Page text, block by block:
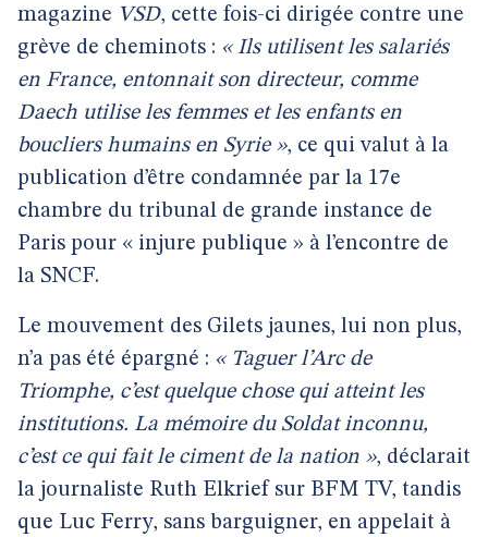
magazine VSD, cette fois-ci dirigée contre une
grève de cheminots : « Ils utilisent les salariés
en France, entonnait son directeur, comme
Daech utilise les femmes et les enfants en
boucliers humains en Syrie », ce qui valut à la
publication d’être condamnée par la 17e
chambre du tribunal de grande instance de
Paris pour « injure publique » à l’encontre de
la SNCF.
Le mouvement des Gilets jaunes, lui non plus,
n’a pas été épargné : « Taguer l’Arc de
Triomphe, c’est quelque chose qui atteint les
institutions. La mémoire du Soldat inconnu,
c’est ce qui fait le ciment de la nation », déclarait
la journaliste Ruth Elkrief sur BFM TV, tandis
que Luc Ferry, sans barguigner, en appelait à